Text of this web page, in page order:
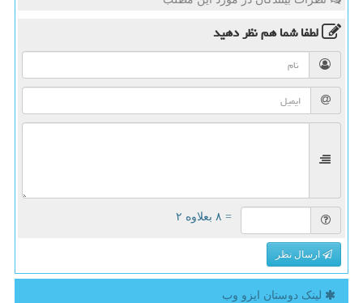
لطفا شما همنظر دهید
= ۸ بعلاوه ۲
ارسال نظر
لینک دوستان ایزو وب